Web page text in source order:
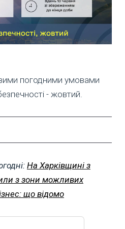
погодними умовами
- жовтий.
На Харківщині з
з зони можливих
що відомо